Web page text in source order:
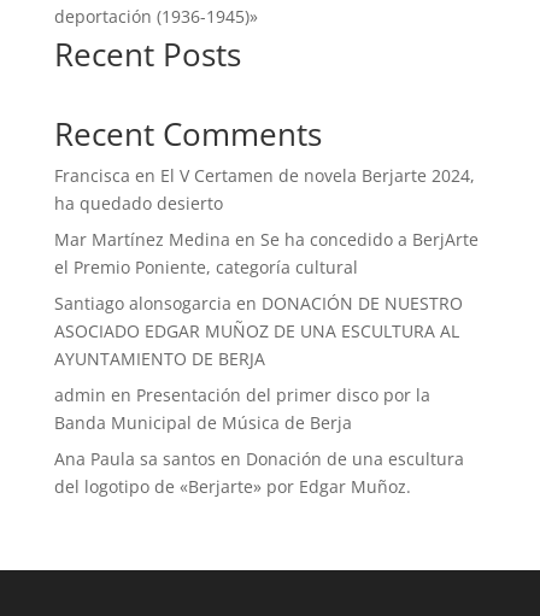
deportación (1936-1945)»
Recent Posts
Recent Comments
Francisca en El V Certamen de novela Berjarte 2024,
ha quedado desierto
Mar Martínez Medina en Se ha concedido a BerjArte
el Premio Poniente, categoría cultural
Santiago alonsogarcia en DONACIÓN DE NUESTRO
ASOCIADO EDGAR MUÑOZ DE UNA ESCULTURA AL
AYUNTAMIENTO DE BERJA
admin en Presentación del primer disco por la
Banda Municipal de Música de Berja
Ana Paula sa santos en Donación de una escultura
del logotipo de «Berjarte» por Edgar Muñoz.